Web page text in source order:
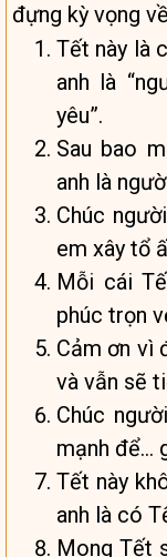
đựng kỳ vọng
Tết này là
anh là
yêu”.
Sau bao
anh là
Chúc
em xây tổ
Mỗi cái
phúc trọn
Cảm ơn vì
và vẫn sẽ
Chúc
mạnh để…
Tết này
anh là có
Mong Tết